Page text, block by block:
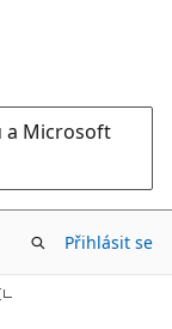
a Microsoft
Přihlásit se